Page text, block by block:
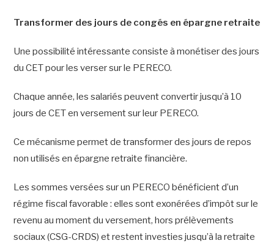
Transformer des jours de congés en épargne retraite
Une possibilité intéressante consiste à monétiser des jours
du CET pour les verser sur le PERECO.
Chaque année, les salariés peuvent convertir jusqu’à 10
jours de CET en versement sur leur PERECO.
Ce mécanisme permet de transformer des jours de repos
non utilisés en épargne retraite financière.
Les sommes versées sur un PERECO bénéficient d’un
régime fiscal favorable : elles sont exonérées d’impôt sur le
revenu au moment du versement, hors prélèvements
sociaux (CSG-CRDS) et restent investies jusqu’à la retraite